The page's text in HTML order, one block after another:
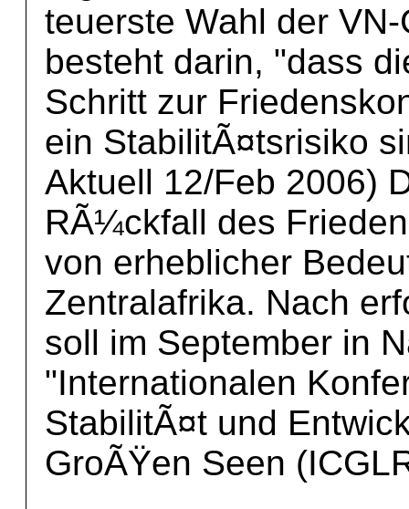
teuerste Wahl der
besteht darin, "dass
Schritt zur
ein StabilitÃ¤tsrisiko
Aktuell 12/Feb 2006)
RÃ¼ckfall des
von erheblicher
Zentralafrika. Nach
soll im September in
"Internationalen
StabilitÃ¤t und
GroÃŸen Seen